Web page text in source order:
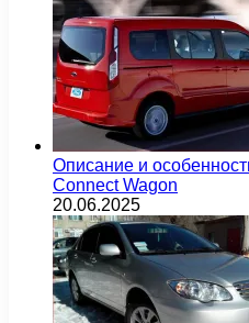
Описание и
Connect Wagon
20.06.2025